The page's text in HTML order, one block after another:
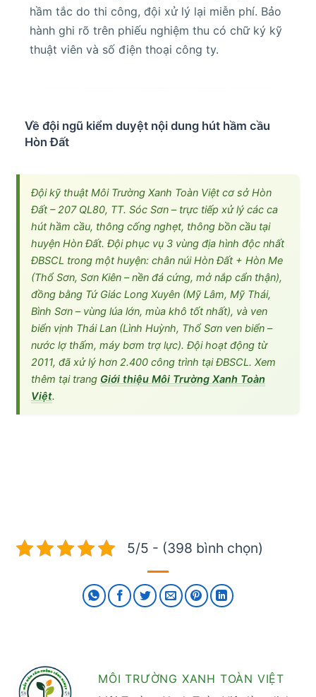
hầm tắc do thi công, đội xử lý lại miễn phí. Bảo
hành ghi rõ trên phiếu nghiệm thu có chữ ký kỹ
thuật viên và số điện thoại công ty.
Về đội ngũ kiểm duyệt nội dung hút hầm cầu
Hòn Đất
Đội kỹ thuật Môi Trường Xanh Toàn Việt cơ sở Hòn
Đất – 207 QL80, TT. Sóc Sơn – trực tiếp xử lý các ca
hút hầm cầu, thông cống nghẹt, thông bồn cầu tại
huyện Hòn Đất. Đội phục vụ 3 vùng địa hình độc nhất
ĐBSCL trong một huyện: chân núi Hòn Đất + Hòn Me
(Thổ Sơn, Sơn Kiên – nền đá cứng, mở nắp cẩn thận),
đồng bằng Tứ Giác Long Xuyên (Mỹ Lâm, Mỹ Thái,
Bình Sơn – vùng lúa lớn, mùa khô tốt nhất), và ven
biển vịnh Thái Lan (Lình Huỳnh, Thổ Sơn ven biển –
nước lợ thấm, máy bơm trợ lực). Đội hoạt động từ
2011, đã xử lý hơn 2.400 công trình tại ĐBSCL. Xem
thêm tại trang Giới thiệu Môi Trường Xanh Toàn
Việt.
5/5 - (398 bình chọn)
MÔI TRƯỜNG XANH TOÀN VIỆT